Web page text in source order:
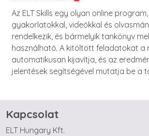
Az ELT Skills egy olyan online
gyakorlatokkal, videókkal és
rendelkezik, és bármelyik tankönyv
használható. A kitöltött feladatokat a
automatikusan kijavítja, és az
jelentések segítségével mutatja be a
Kapcsolat
ELT Hungary Kft.